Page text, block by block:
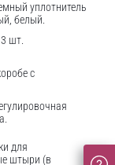
уплотнитель
белый.
шт.
с
для
штыри (в